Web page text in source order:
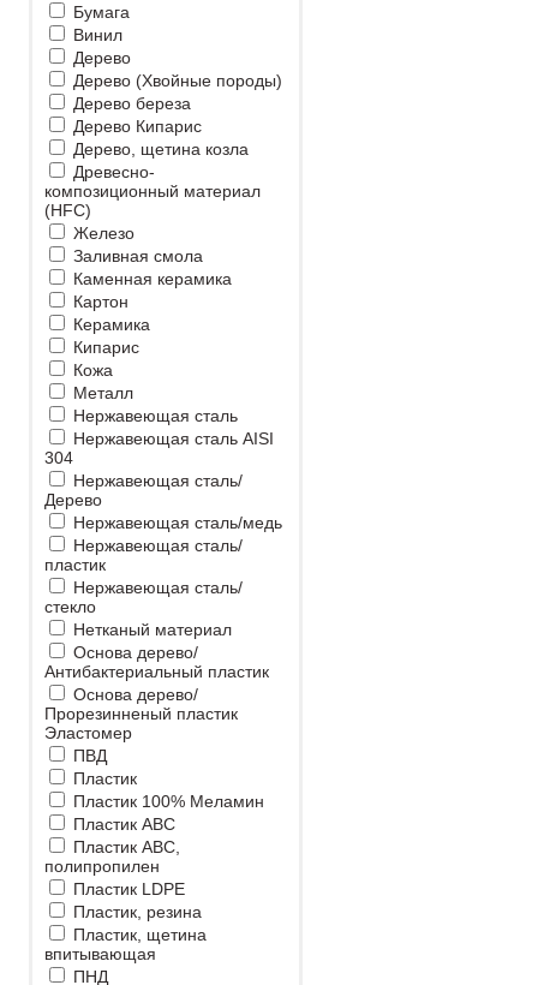
Бумага
Винил
Дерево
Дерево (Хвойные породы)
Дерево береза
Дерево Кипарис
Дерево, щетина козла
Древесно-
композиционный материал
(HFC)
Железо
Заливная смола
Каменная керамика
Картон
Керамика
Кипарис
Кожа
Металл
Нержавеющая сталь
Нержавеющая сталь AISI
304
Нержавеющая сталь/
Дерево
Нержавеющая сталь/медь
Нержавеющая сталь/
пластик
Нержавеющая сталь/
стекло
Нетканый материал
Основа дерево/
Антибактериальный пластик
Основа дерево/
Прорезинненый пластик
Эластомер
ПВД
Пластик
Пластик 100% Меламин
Пластик ABC
Пластик ABC,
полипропилен
Пластик LDPE
Пластик, резина
Пластик, щетина
впитывающая
ПНД